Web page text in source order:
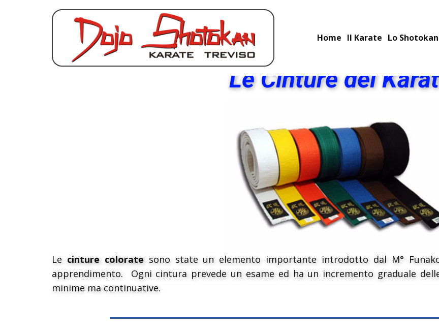
Home Il Karate Lo Shotokan
Le Cintu​re del
Le cinture coloratesono state un elemento importante introdotto dal M°
apprendimento. Ogni cintura prevede un esame ed ha un incremento graduale
minime ma continuative.